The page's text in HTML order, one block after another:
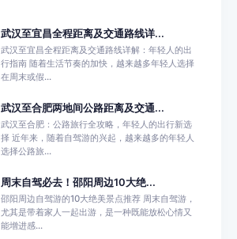
武汉至宜昌全程距离及交通路线详...
武汉至宜昌全程距离及交通路线详解：年轻人的出
行指南 随着生活节奏的加快，越来越多年轻人选择
在周末或假...
武汉至合肥两地间公路距离及交通...
武汉至合肥：公路旅行全攻略，年轻人的出行新选
择 近年来，随着自驾游的兴起，越来越多的年轻人
选择公路旅...
周末自驾必去！邵阳周边10大绝...
邵阳周边自驾游的10大绝美景点推荐 周末自驾游，
尤其是带着家人一起出游，是一种既能放松心情又
能增进感...